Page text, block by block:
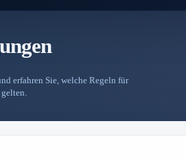
erfahren Sie, welche Regeln für